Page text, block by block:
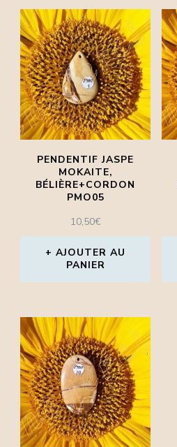
a
plusieurs
variations.
Les
options
peuvent
être
choisies
sur
la
page
du
PENDENTIF JASPE
MOKAITE,
BÉLIÈRE+CORDON
PMO05
10,50€
AJOUTER AU
PANIER